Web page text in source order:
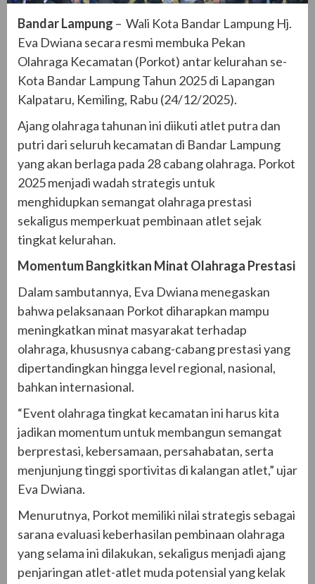
Bandar Lampung – Wali Kota Bandar Lampung Hj.
Eva Dwiana secara resmi membuka Pekan
Olahraga Kecamatan (Porkot) antar kelurahan se-
Kota Bandar Lampung Tahun 2025 di Lapangan
Kalpataru, Kemiling, Rabu (24/12/2025).
Ajang olahraga tahunan ini diikuti atlet putra dan
putri dari seluruh kecamatan di Bandar Lampung
yang akan berlaga pada 28 cabang olahraga. Porkot
2025 menjadi wadah strategis untuk
menghidupkan semangat olahraga prestasi
sekaligus memperkuat pembinaan atlet sejak
tingkat kelurahan.
Momentum Bangkitkan Minat Olahraga Prestasi
Dalam sambutannya, Eva Dwiana menegaskan
bahwa pelaksanaan Porkot diharapkan mampu
meningkatkan minat masyarakat terhadap
olahraga, khususnya cabang-cabang prestasi yang
dipertandingkan hingga level regional, nasional,
bahkan internasional.
“Event olahraga tingkat kecamatan ini harus kita
jadikan momentum untuk membangun semangat
berprestasi, kebersamaan, persahabatan, serta
menjunjung tinggi sportivitas di kalangan atlet,” ujar
Eva Dwiana.
Menurutnya, Porkot memiliki nilai strategis sebagai
sarana evaluasi keberhasilan pembinaan olahraga
yang selama ini dilakukan, sekaligus menjadi ajang
penjaringan atlet-atlet muda potensial yang kelak